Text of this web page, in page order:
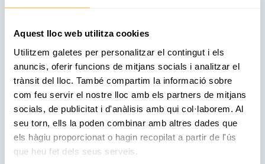
Aquest lloc web utilitza cookies
Utilitzem galetes per personalitzar el contingut i els
anuncis, oferir funcions de mitjans socials i analitzar el
trànsit del lloc. També compartim la informació sobre
com feu servir el nostre lloc amb els partners de mitjans
socials, de publicitat i d'anàlisis amb qui col·laborem. Al
seu torn, ells la poden combinar amb altres dades que
els hàgiu proporcionat o hagin recopilat a partir de l'ús
que heu fet dels seus serveis.
Si detecteu una errada o anomalia en el barem, podeu presentar una
23 d'abril
Barem definitives
Es publica la llista de sol·licituds amb la puntuació definitiva.